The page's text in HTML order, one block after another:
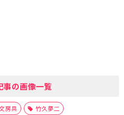
事の画像一覧
房具 竹久夢二